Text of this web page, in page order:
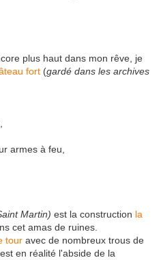
plus haut dans mon rêve, je
fort (gardé dans les archives
armes à feu,
Martin) est la construction la
cet amas de ruines.
tour avec de nombreux trous de
en réalité l'abside de la